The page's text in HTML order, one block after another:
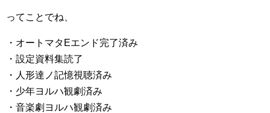
ってことでね、
・オートマタEエンド完了済み
・設定資料集読了
・人形達ノ記憶視聴済み
・少年ヨルハ観劇済み
・音楽劇ヨルハ観劇済み